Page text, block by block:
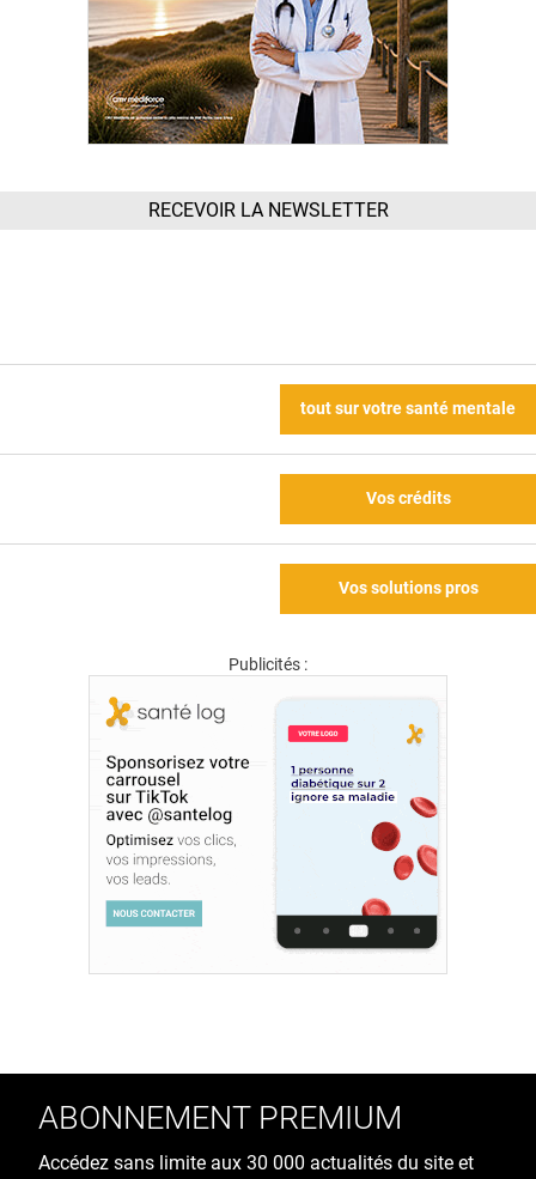
RECEVOIR LA NEWSLETTER
tout sur votre santé mentale
Vos crédits
Vos solutions pros
Publicités :
ABONNEMENT PREMIUM
Accédez sans limite aux 30 000 actualités du site et